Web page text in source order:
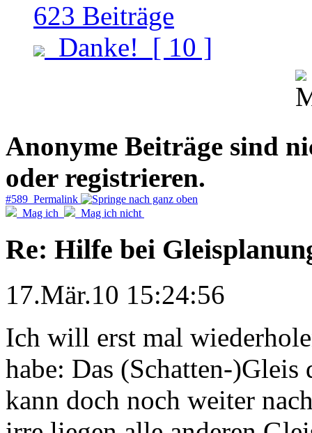
623 Beiträge
Danke! [ 10 ]
Anonyme Beiträge sind
oder registrieren.
#589 Permalink
Mag ich
Mag ich nicht
Re: Hilfe bei
17.Mär.10 15:24:56
Ich will erst mal
habe: Das (Schatten-
kann doch noch weiter